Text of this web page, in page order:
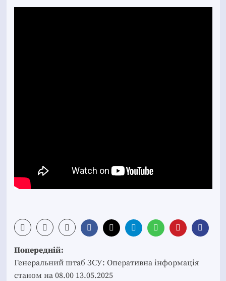
Post
navigation
Попередній:
Генеральний штаб ЗСУ: Оперативна інформація
станом на 08.00 13.05.2025